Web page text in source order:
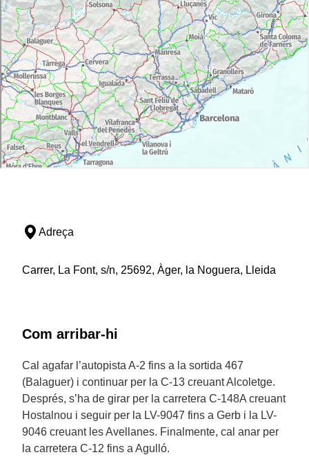
Adreça
Carrer, La Font, s/n, 25692, Àger, la Noguera, Lleida
Com arribar-hi
Cal agafar l’autopista A-2 fins a la sortida 467
(Balaguer) i continuar per la C-13 creuant Alcoletge.
Després, s’ha de girar per la carretera C-148A creuant
Hostalnou i seguir per la LV-9047 fins a Gerb i la LV-
9046 creuant les Avellanes. Finalmente, cal anar per
la carretera C-12 fins a Agulló.